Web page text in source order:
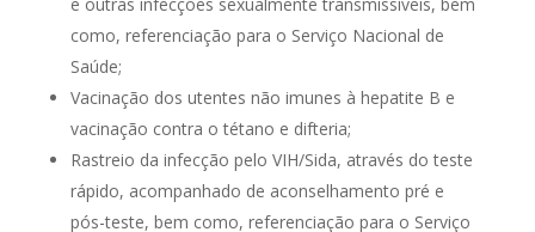
como, referenciação para o Serviço Nacional de
Saúde;
Vacinação dos utentes não imunes à hepatite B e
vacinação contra o tétano e difteria;
Rastreio da infecção pelo VIH/Sida, através do teste
rápido, acompanhado de aconselhamento pré e
pós-teste, bem como, referenciação para o Serviço